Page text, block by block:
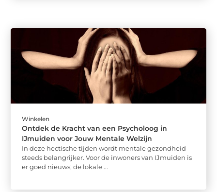
Winkelen
Ontdek de Kracht van een Psycholoog in
IJmuiden voor Jouw Mentale Welzijn
In deze hectische tijden wordt mentale gezondheid
steeds belangrijker. Voor de inwoners van IJmuiden is
er goed nieuws; de lokale ...